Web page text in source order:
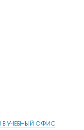
УЧЕБНЫЙ ОФИС